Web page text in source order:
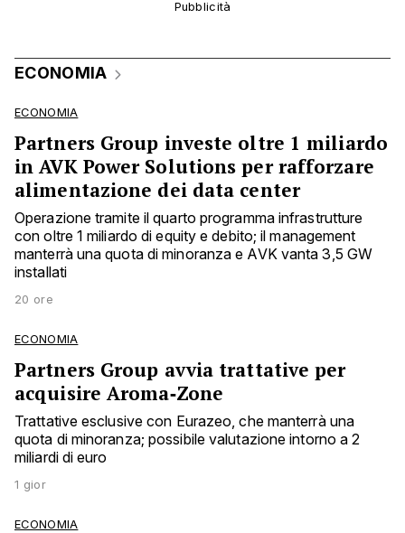
ECONOMIA
ECONOMIA
Partners Group investe oltre 1 miliardo
in AVK Power Solutions per rafforzare
alimentazione dei data center
Operazione tramite il quarto programma infrastrutture
con oltre 1 miliardo di equity e debito; il management
manterrà una quota di minoranza e AVK vanta 3,5 GW
installati
20 ore
ECONOMIA
Partners Group avvia trattative per
acquisire Aroma‑Zone
Trattative esclusive con Eurazeo, che manterrà una
quota di minoranza; possibile valutazione intorno a 2
miliardi di euro
1 gior
ECONOMIA